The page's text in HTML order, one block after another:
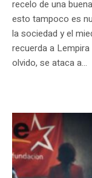
recelo de una
esto tampoco es
la sociedad y el
recuerda a
olvido, se ataca a...